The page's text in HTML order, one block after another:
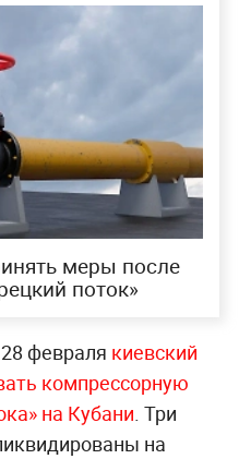
меры после
поток»
февраля киевский
компрессорную
на Кубани . Три
на